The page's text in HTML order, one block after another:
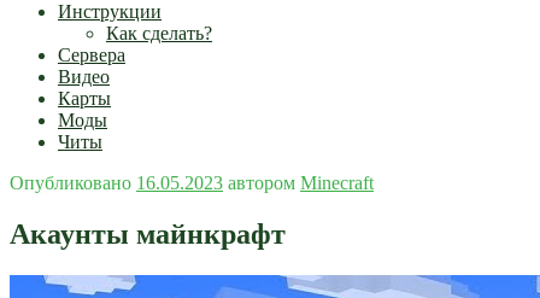
Инструкции
Как сделать?
Сервера
Видео
Карты
Моды
Читы
Опубликовано 16.05.2023 автором Minecraft
Акаунты майнкрафт